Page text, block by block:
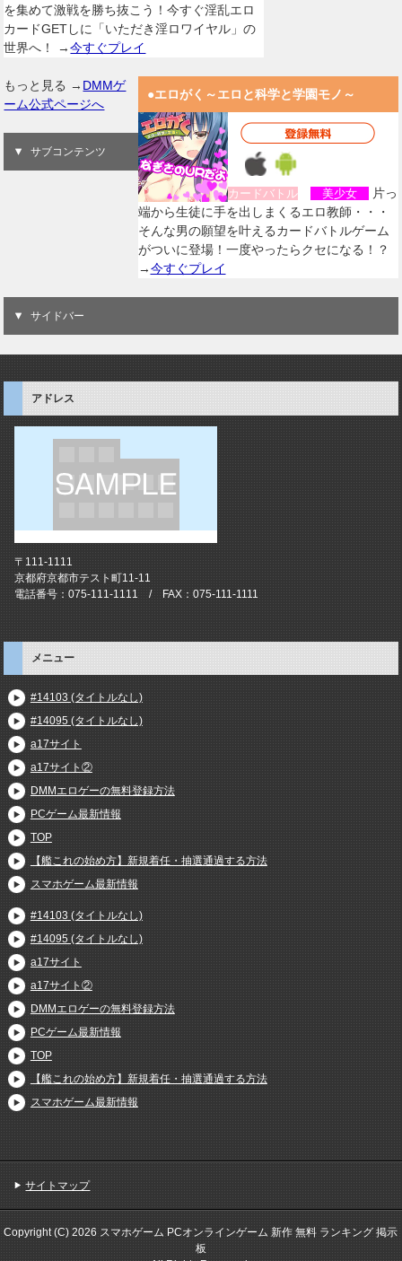
を集めて激戦を勝ち抜こう！今すぐ淫乱エロ
カードGETしに「いただき淫ロワイヤル」の
世界へ！ →今すぐプレイ
●エロがく～エロと科学と学園モノ～
カードバトル 美少女
片っ
端から生徒に手を出しまくるエロ教師・・・
そんな男の願望を叶えるカードバトルゲーム
がついに登場！一度やったらクセになる！？
→今すぐプレイ
もっと見る → DMMゲ
ーム公式ページへ
サブコンテンツ
サイドバー
アドレス
〒111-1111
京都府京都市テスト町11-11
電話番号：075-111-1111 / FAX：075-111-1111
メニュー
#14103 (タイトルなし)
#14095 (タイトルなし)
a17サイト
a17サイト②
DMMエロゲーの無料登録方法
PCゲーム最新情報
TOP
【艦これの始め方】新規着任・抽選通過する方法
スマホゲーム最新情報
#14103 (タイトルなし)
#14095 (タイトルなし)
a17サイト
a17サイト②
DMMエロゲーの無料登録方法
PCゲーム最新情報
TOP
【艦これの始め方】新規着任・抽選通過する方法
スマホゲーム最新情報
サイトマップ
Copyright (C) 2026 スマホゲーム PCオンラインゲーム 新作 無料 ランキング 掲示
板